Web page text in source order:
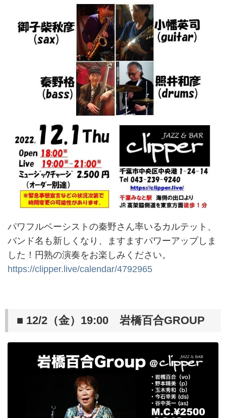
パワフルベーシストの秦野さん率いるカルテット、
バンド名も新しくなり、ますますパワーアップしま
した！円熟の演奏をお楽しみください。
https://clipper.live/calendar/4792965
■ 12/2（金）19:00 岩橋百合GROUP